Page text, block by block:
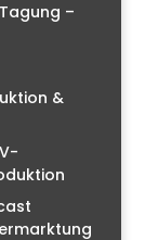
–
&